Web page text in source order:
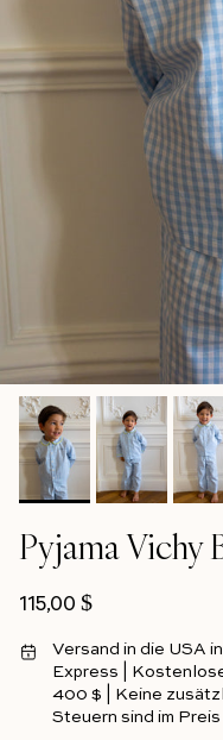
Pyjama Vichy
Regulärer Preis
115,00 $
Versand in die USA
Express |
400 $ | Keine
Steuern sind im